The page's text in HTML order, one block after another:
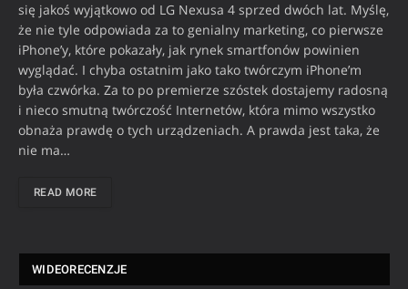
się jakoś wyjątkowo od LG Nexusa 4 sprzed dwóch lat. Myślę,
że nie tyle odpowiada za to genialny marketing, co pierwsze
iPhone’y, które pokazały, jak rynek smartfonów powinien
wyglądać. I chyba ostatnim jako tako twórczym iPhone’m
była czwórka. Za to po premierze szóstek dostajemy radosną
i nieco smutną twórczość Internetów, która mimo wszystko
obnaża prawdę o tych urządzeniach. A prawda jest taka, że
nie ma…
READ MORE
WIDEORECENZJE